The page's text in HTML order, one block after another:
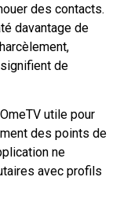
des contacts.
davantage de
de
utile pour
des points de
ne
avec profils